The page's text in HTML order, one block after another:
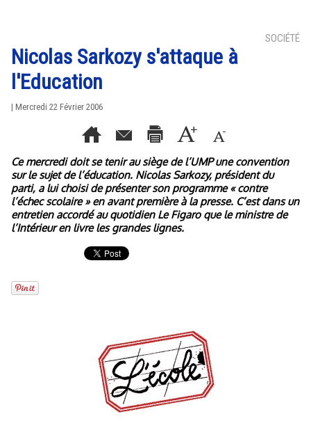
SOCIÉTÉ
Nicolas Sarkozy s'attaque à
l'Education
| Mercredi 22 Février 2006
Ce mercredi doit se tenir au siège de l’UMP une convention
sur le sujet de l’éducation. Nicolas Sarkozy, président du
parti, a lui choisi de présenter son programme « contre
l’échec scolaire » en avant première à la presse. C’est dans un
entretien accordé au quotidien Le Figaro que le ministre de
l’Intérieur en livre les grandes lignes.